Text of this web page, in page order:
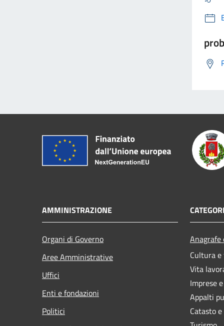
AMMINISTRAZIONE
Organi di Governo
Aree Amministrative
Uffici
Enti e fondazioni
Politici
Cultura
Vita
Imprese
Appalti
Catasto